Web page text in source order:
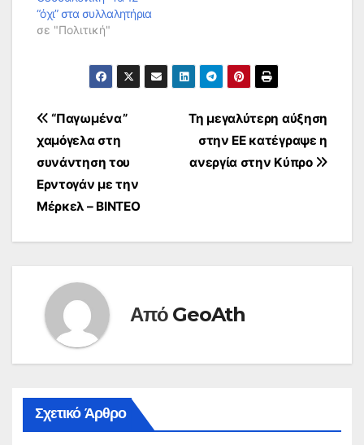
διάρκεια shutdown
καταγράφηκε κατά
Μπιλ Κλίντον την…
“όχι” στα συλλαλητήρια
σε "Πολιτική"
Πλοήγηση
άρθρων
Τη μεγαλύτερη αύξηση
στην ΕΕ κατέγραψε η
ανεργία στην Κύπρο
“Παγωμένα”
χαμόγελα στη
συνάντηση του
Ερντογάν με την
Μέρκελ – ΒΙΝΤΕΟ
Από GeoAth
Σχετικό Άρθρο